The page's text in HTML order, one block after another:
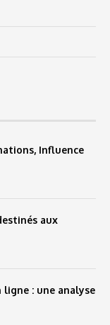
Influence
aux
ligne : une analyse